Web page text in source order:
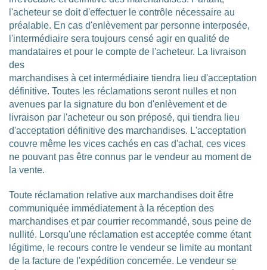
l'acheteur se doit d'effectuer le contrôle nécessaire au
préalable. En cas d'enlèvement par personne interposée,
l'intermédiaire sera toujours censé agir en qualité de
mandataires et pour le compte de l'acheteur. La livraison
des
marchandises à cet intermédiaire tiendra lieu d'acceptation
définitive. Toutes les réclamations seront nulles et non
avenues par la signature du bon d'enlèvement et de
livraison par l'acheteur ou son préposé, qui tiendra lieu
d'acceptation définitive des marchandises. L'acceptation
couvre même les vices cachés en cas d'achat, ces vices
ne pouvant pas être connus par le vendeur au moment de
la vente.
Toute réclamation relative aux marchandises doit être
communiquée immédiatement à la réception des
marchandises et par courrier recommandé, sous peine de
nullité. Lorsqu'une réclamation est acceptée comme étant
légitime, le recours contre le vendeur se limite au montant
de la facture de l'expédition concernée. Le vendeur se